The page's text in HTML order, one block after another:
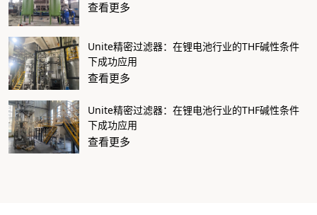
查看更多
Unite精密过滤器：在锂电池行业的THF碱性条件
下成功应用
查看更多
Unite精密过滤器：在锂电池行业的THF碱性条件
下成功应用
查看更多